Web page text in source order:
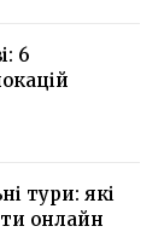
6
тури: які
онлайн